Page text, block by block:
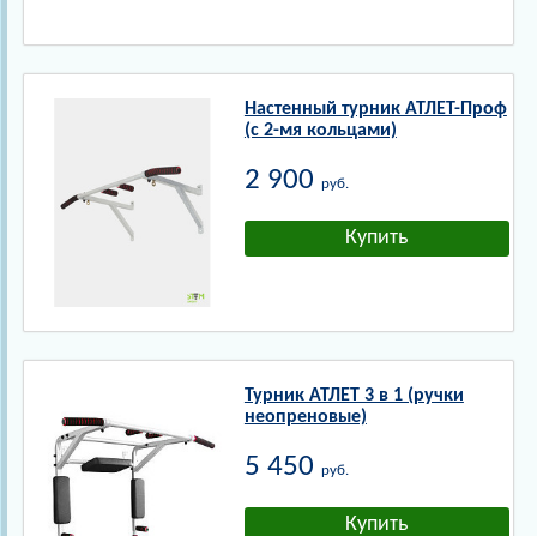
Настенный турник АТЛЕТ-Проф
(с 2-мя кольцами)
2 900 руб.
Турник АТЛЕТ 3 в 1 (ручки
неопреновые)
5 450 руб.